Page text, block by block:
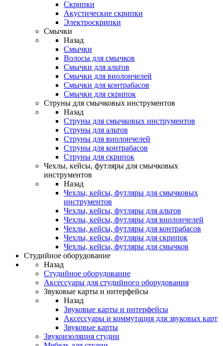
Скрипки
Акустические скрипки
Электроскрипки
Смычки
Назад
Смычки
Волосы для смычков
Смычки для альтов
Смычки для виолончелей
Смычки для контрабасов
Смычки для скрипок
Струны для смычковых инструментов
Назад
Струны для смычковых инструментов
Струны для альтов
Струны для виолончелей
Струны для контрабасов
Струны для скрипок
Чехлы, кейсы, футляры для смычковых
инструментов
Назад
Чехлы, кейсы, футляры для смычковых
инструментов
Чехлы, кейсы, футляры для альтов
Чехлы, кейсы, футляры для виолончелей
Чехлы, кейсы, футляры для контрабасов
Чехлы, кейсы, футляры для скрипок
Чехлы, кейсы, футляры для смычков
Студийное оборудование
Назад
Студийное оборудование
Аксессуары для студийного оборудования
Звуковые карты и интерфейсы
Назад
Звуковые карты и интерфейсы
Аксессуары и коммутация для звуковых карт
Звуковые карты
Звукоизоляция студии